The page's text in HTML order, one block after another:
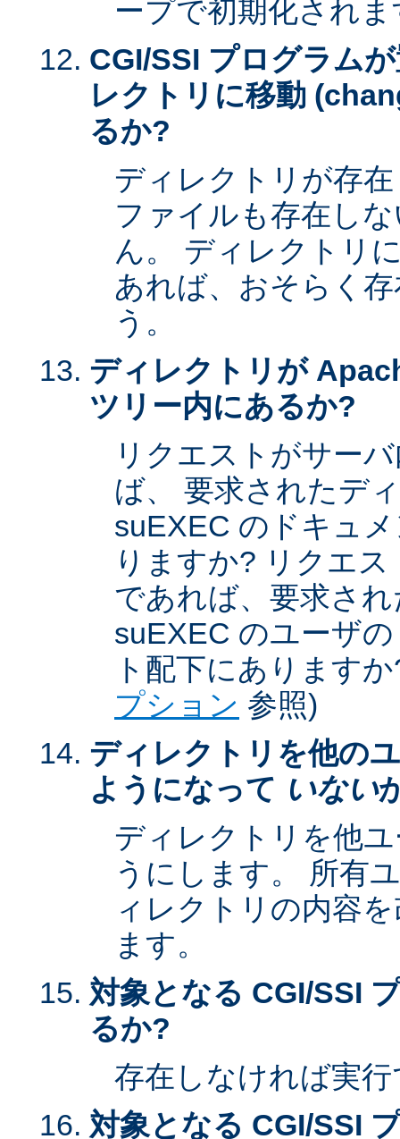
ープで初期化されま
CGI/SSI プログラム
レクトリに移動
るか?
ディレクトリが存
ファイルも存在し
ん。 ディレクトリ
あれば、おそらく
う。
ディレクトリが
ツリー内にあるか?
リクエストがサー
ば、 要求されたデ
suEXEC のドキュ
りますか? リクエ
であれば、要求さ
suEXEC のユーザ
ト配下にあります
プション 参照)
ディレクトリを他の
ようになって いない
ディレクトリを他
うにします。 所有
ィレクトリの内容
ます。
対象となる CGI/SSI
るか?
存在しなければ実
対象となる CGI/SSI